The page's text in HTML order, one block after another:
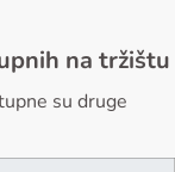
na tržištu
su druge